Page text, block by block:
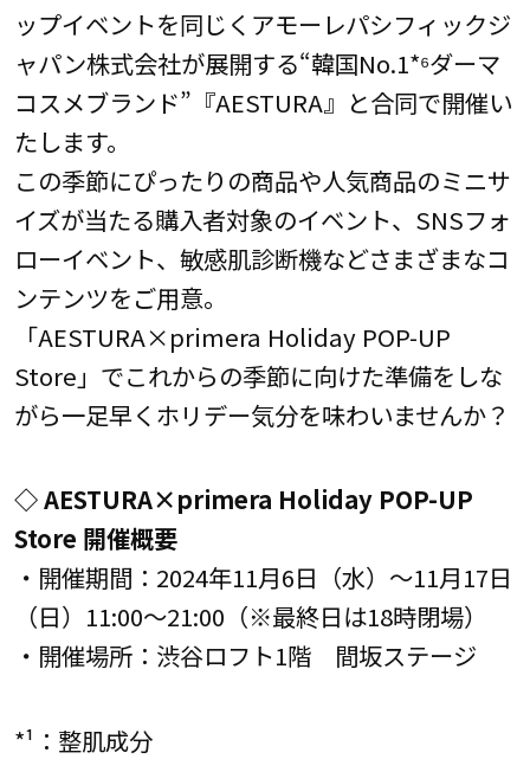
ップイベントを同じくアモーレパシフィックジ
ャパン株式会社が展開する“韓国No.1*⁶ダーマ
コスメブランド”『AESTURA』と合同で開催い
たします。
この季節にぴったりの商品や人気商品のミニサ
イズが当たる購入者対象のイベント、SNSフォ
ローイベント、敏感肌診断機などさまざまなコ
ンテンツをご用意。
「AESTURA×primera Holiday POP-UP
Store」でこれからの季節に向けた準備をしな
がら一足早くホリデー気分を味わいませんか？
◇ AESTURA×primera Holiday POP-UP
Store 開催概要
・開催期間：2024年11月6日（水）～11月17日
（日）11:00～21:00（※最終日は18時閉場）
・開催場所：渋谷ロフト1階 間坂ステージ
*¹：整肌成分